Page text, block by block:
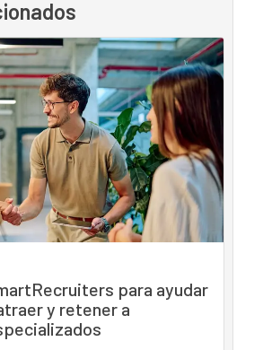
para ayudar
y retener a